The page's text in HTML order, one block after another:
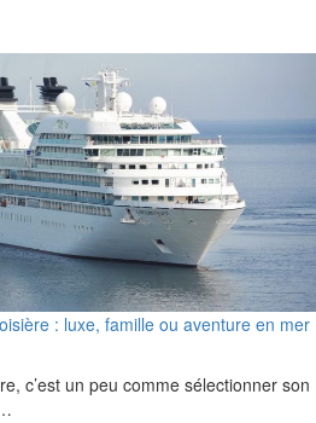
: luxe, famille ou aventure en mer
c’est un peu comme sélectionner son